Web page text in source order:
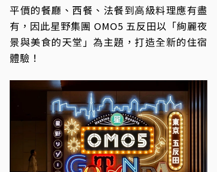
平價的餐廳、西餐、法餐到高級料理應有盡
有，因此星野集團 OMO5 五反田以「絢麗夜
景與美食的天堂」為主題，打造全新的住宿
體驗！